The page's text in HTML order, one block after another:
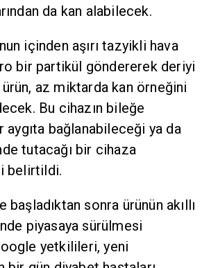
da kan alabilecek.
içinden aşırı tazyikli hava
bir partikül göndererek deriyi
az miktarda kan örneğini
Bu cihazın bileğe
aygıta bağlanabileceği ya da
tutacağı bir cihaza
belirtildi.
sonra ürünün akıllı
piyasaya sürülmesi
yetkilileri, yeni